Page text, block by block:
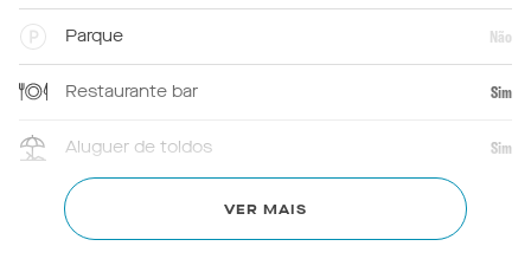
Parque Não
Restaurante bar Sim
Aluguer de toldos Sim
Primeiros socorros VER MAIS